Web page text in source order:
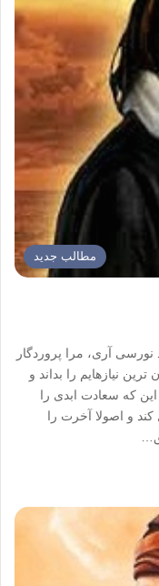
مطالب جدید
آری، مرا پروردگار
نیازهایم را بداند و
که سعادت ابدی را
کند و اصولا آخرت را